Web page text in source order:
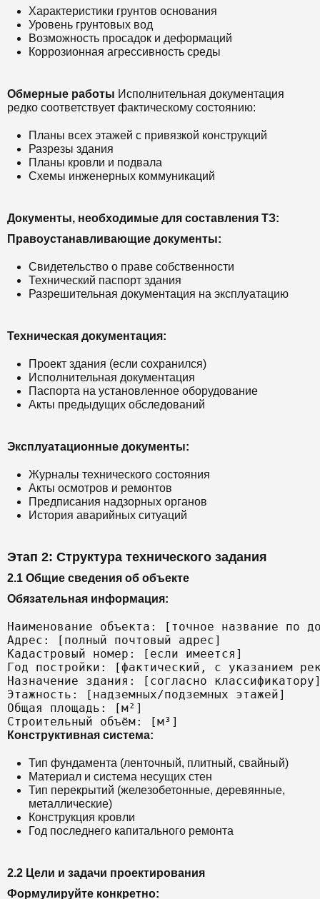
Характеристики грунтов основания
Уровень грунтовых вод
Возможность просадок и деформаций
Коррозионная агрессивность среды
Обмерные работы Исполнительная документация
редко соответствует фактическому состоянию:
Планы всех этажей с привязкой конструкций
Разрезы здания
Планы кровли и подвала
Схемы инженерных коммуникаций
Документы, необходимые для составления ТЗ:
Правоустанавливающие документы:
Свидетельство о праве собственности
Технический паспорт здания
Разрешительная документация на эксплуатацию
Техническая документация:
Проект здания (если сохранился)
Исполнительная документация
Паспорта на установленное оборудование
Акты предыдущих обследований
Эксплуатационные документы:
Журналы технического состояния
Акты осмотров и ремонтов
Предписания надзорных органов
История аварийных ситуаций
Этап 2: Структура технического задания
2.1 Общие сведения об объекте
Обязательная информация:
Наименование объекта: [точное название по
Адрес: [полный почтовый адрес]
Кадастровый номер: [если имеется]
Год постройки: [фактический, с указанием
Назначение здания: [согласно
Этажность: [надземных/подземных этажей]
Общая площадь: [м²]
Конструктивная система:
Тип фундамента (ленточный, плитный, свайный)
Материал и система несущих стен
Тип перекрытий (железобетонные, деревянные,
металлические)
Конструкция кровли
Год последнего капитального ремонта
2.2 Цели и задачи проектирования
Формулируйте конкретно: